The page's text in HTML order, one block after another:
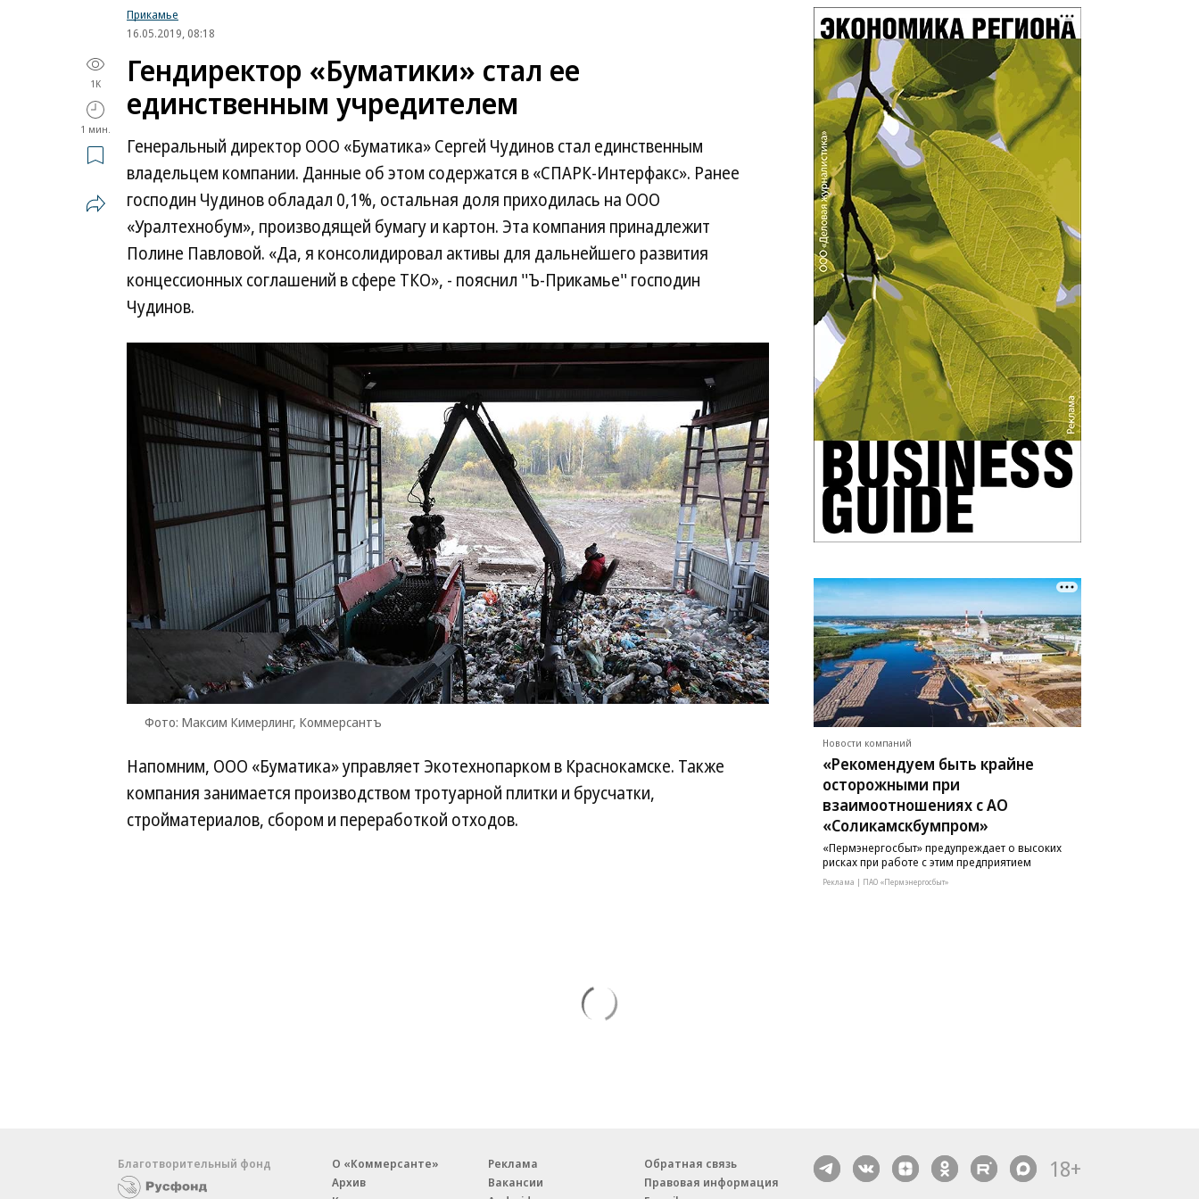
Прикамье
16.05.2019, 08:18
1K
1 мин.
Гендиректор «Буматики» стал ее
единственным учредителем
Генеральный директор ООО «Буматика» Сергей Чудинов стал единственным
владельцем компании. Данные об этом содержатся в «СПАРК-Интерфакс». Ранее
господин Чудинов обладал 0,1%, остальная доля приходилась на ООО
«Уралтехнобум», производящей бумагу и картон. Эта компания принадлежит
Полине Павловой. «Да, я консолидировал активы для дальнейшего развития
концессионных соглашений в сфере ТКО», - пояснил ''Ъ-Прикамье'' господин
Чудинов.
Фото: Максим Кимерлинг, Коммерсантъ
Напомним, ООО «Буматика» управляет Экотехнопарком в Краснокамске. Также
компания занимается производством тротуарной плитки и брусчатки,
стройматериалов, сбором и переработкой отходов.
Новости компаний
«Рекомендуем быть крайне
осторожными при
взаимоотношениях с АО
«Соликамскбумпром»
«Пермэнергосбыт» предупреждает о высоких
рисках при работе с этим предприятием
Реклама | ПАО «Пермэнергосбыт»
Благотворительный фонд
О «Коммерсанте»
Архив
Реклама
Вакансии
Обратная связь
Правовая информация
18+